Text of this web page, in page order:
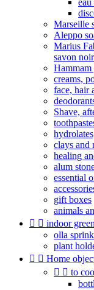
Marseille
Aleppo
Marius
savon noir
Hammam
creams,
face, hair
Shave,
clays and
healing
alum
essential
gift boxes
animals
  indoor green
olla
plant
  Home
  to